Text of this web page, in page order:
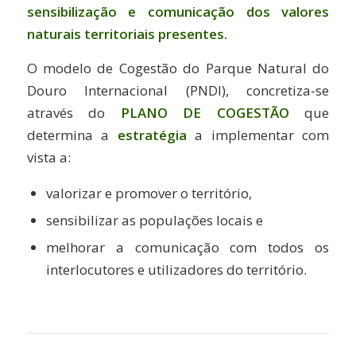
sensibilização e comunicação dos valores
naturais territoriais presentes.
O modelo de Cogestão do Parque Natural do
Douro Internacional (PNDI), concretiza-se
através do PLANO DE COGESTÃO que
determina a estratégia a implementar com
vista a:
valorizar e promover o território,
sensibilizar as populações locais e
melhorar a comunicação com todos os
interlocutores e utilizadores do território.